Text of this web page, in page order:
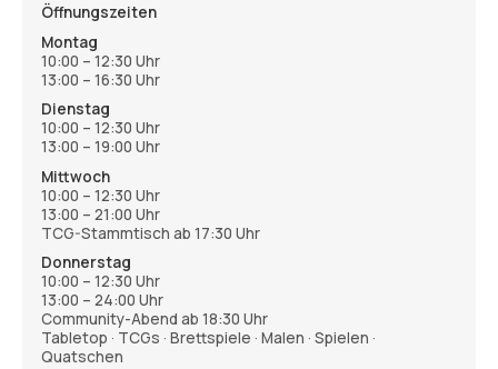
Öffnungszeiten
Montag
10:00 – 12:30 Uhr
13:00 – 16:30 Uhr
Dienstag
10:00 – 12:30 Uhr
13:00 – 19:00 Uhr
Mittwoch
10:00 – 12:30 Uhr
13:00 – 21:00 Uhr
TCG-Stammtisch ab 17:30 Uhr
Donnerstag
10:00 – 12:30 Uhr
13:00 – 24:00 Uhr
Community-Abend ab 18:30 Uhr
Tabletop · TCGs · Brettspiele · Malen · Spielen ·
Quatschen